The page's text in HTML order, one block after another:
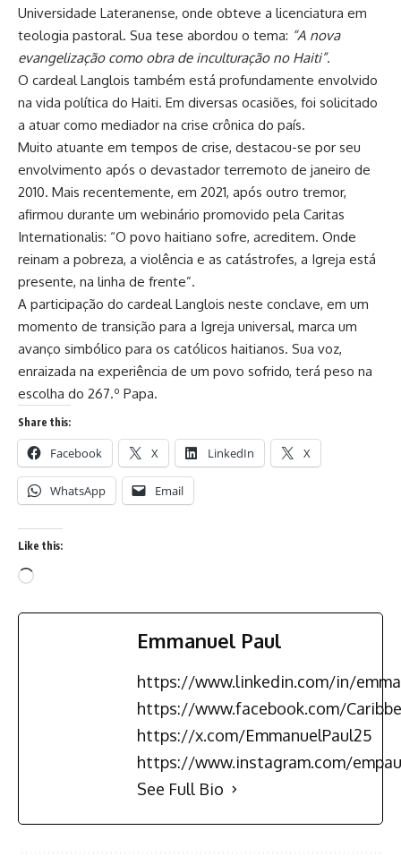
Universidade Lateranense, onde obteve a licenciatura em
teologia pastoral. Sua tese abordou o tema: “A nova
evangelização como obra de inculturação no Haiti”.
O cardeal Langlois também está profundamente envolvido
na vida política do Haiti. Em diversas ocasiões, foi solicitado
a atuar como mediador na crise crônica do país.
Muito atuante em tempos de crise, destacou-se por seu
envolvimento após o devastador terremoto de janeiro de
2010. Mais recentemente, em 2021, após outro tremor,
afirmou durante um webinário promovido pela Caritas
Internationalis: “O povo haitiano sofre, acreditem. Onde
reinam a pobreza, a violência e as catástrofes, a Igreja está
presente, na linha de frente”.
A participação do cardeal Langlois neste conclave, em um
momento de transição para a Igreja universal, marca um
avanço simbólico para os católicos haitianos. Sua voz,
enraizada na experiência de um povo sofrido, terá peso na
escolha do 267.º Papa.
Share this:
Facebook X LinkedIn X
WhatsApp Email
Like this:
Emmanuel Paul
https://www.linkedin.com/in/
https://www.facebook.com/
https://x.com/EmmanuelPaul25
https://www.instagram.com/
See Full Bio